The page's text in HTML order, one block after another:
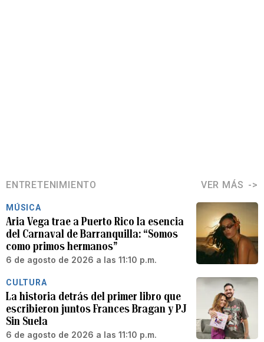
ENTRETENIMIENTO VER MÁS
MÚSICA
Aria Vega trae a Puerto Rico la esencia
del Carnaval de Barranquilla: “Somos
como primos hermanos”
6 de agosto de 2026 a las 11:10 p.m.
CULTURA
La historia detrás del primer libro que
escribieron juntos Frances Bragan y PJ
Sin Suela
6 de agosto de 2026 a las 11:10 p.m.